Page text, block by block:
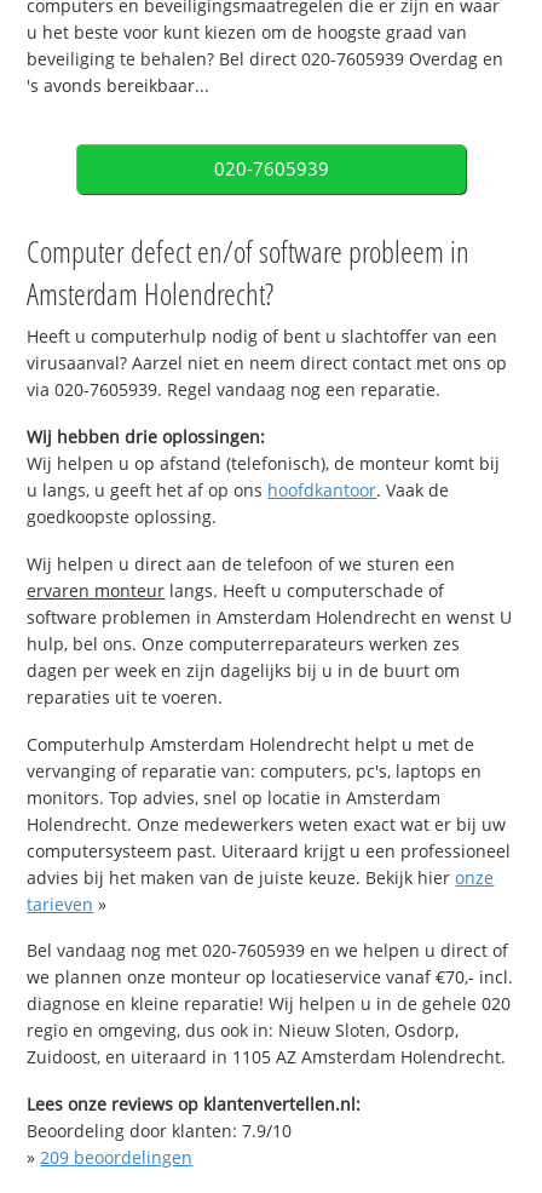
computers en beveiligingsmaatregelen die er zijn en waar
u het beste voor kunt kiezen om de hoogste graad van
beveiliging te behalen? Bel direct 020-7605939 Overdag en
's avonds bereikbaar...
020-7605939
Computer defect en/of software probleem in
Amsterdam Holendrecht?
Heeft u computerhulp nodig of bent u slachtoffer van een
virusaanval? Aarzel niet en neem direct contact met ons op
via 020-7605939. Regel vandaag nog een reparatie.
Wij hebben drie oplossingen:
Wij helpen u op afstand (telefonisch), de monteur komt bij
u langs, u geeft het af op ons hoofdkantoor. Vaak de
goedkoopste oplossing.
Wij helpen u direct aan de telefoon of we sturen een
ervaren monteur langs. Heeft u computerschade of
software problemen in Amsterdam Holendrecht en wenst U
hulp, bel ons. Onze computerreparateurs werken zes
dagen per week en zijn dagelijks bij u in de buurt om
reparaties uit te voeren.
Computerhulp Amsterdam Holendrecht helpt u met de
vervanging of reparatie van: computers, pc's, laptops en
monitors. Top advies, snel op locatie in Amsterdam
Holendrecht. Onze medewerkers weten exact wat er bij uw
computersysteem past. Uiteraard krijgt u een professioneel
advies bij het maken van de juiste keuze. Bekijk hieronze
tarieven »
Bel vandaag nog met 020-7605939 en we helpen u direct of
we plannen onze monteur op locatieservice vanaf €70,- incl.
diagnose en kleine reparatie! Wij helpen u in de gehele 020
regio en omgeving, dus ook in: Nieuw Sloten, Osdorp,
Zuidoost, en uiteraard in 1105 AZ Amsterdam Holendrecht.
Lees onze reviews op klantenvertellen.nl:
Beoordeling door klanten:7.9/10
»209 beoordelingen